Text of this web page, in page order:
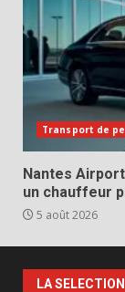
Transport de
Nantes
un chauffeur
5 août 2026
LA